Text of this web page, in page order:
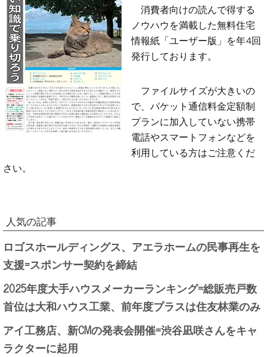
消費者向けの読んで得する
ノウハウを満載した無料住宅
情報紙「ユーザー版」を年4回
発行しております。
ファイルサイズが大きいの
で、パケット通信料金定額制
プランに加入していない携帯
電話やスマートフォンなどを
利用している方はご注意くだ
さい。
人気の記事
ロゴスホールディングス、アエラホームの民事再生を
支援=スポンサー契約を締結
2025年度大手ハウスメーカーランキング=総販売戸数
首位は大和ハウス工業、前年度プラスは住友林業のみ
アイ工務店、新CMの発表会開催=渋谷凪咲さんをキャ
ラクターに起用